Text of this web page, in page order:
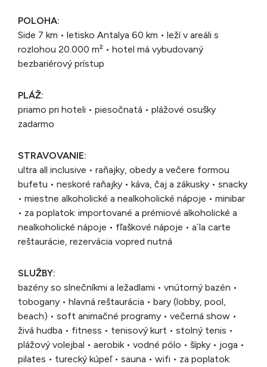
POLOHA:
Side 7 km • letisko Antalya 60 km • leží v areáli s
rozlohou 20.000 m² • hotel má vybudovaný
bezbariérový prístup
PLÁŽ:
priamo pri hoteli • piesočnatá • plážové osušky
zadarmo
STRAVOVANIE:
ultra all inclusive • raňajky, obedy a večere formou
bufetu • neskoré raňajky • káva, čaj a zákusky • snacky
• miestne alkoholické a nealkoholické nápoje • minibar
• za poplatok: importované a prémiové alkoholické a
nealkoholické nápoje • fľaškové nápoje • a´la carte
reštaurácie, rezervácia vopred nutná
SLUŽBY:
bazény so slnečníkmi a ležadlami • vnútorný bazén •
tobogany • hlavná reštaurácia • bary (lobby, pool,
beach) • soft animačné programy • večerná show •
živá hudba • fitness • tenisový kurt • stolný tenis •
plážový volejbal • aerobik • vodné pólo • šípky • joga •
pilates • turecký kúpeľ • sauna • wifi • za poplatok: